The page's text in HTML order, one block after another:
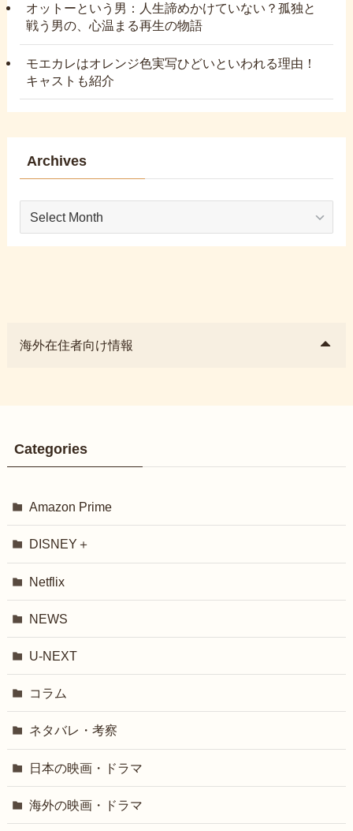
オットーという男：人生諦めかけていない？孤独と
戦う男の、心温まる再生の物語
モエカレはオレンジ色実写ひどいといわれる理由！
キャストも紹介
Archives
Archives
海外在住者向け情報
Categories
Amazon Prime
DISNEY＋
Netflix
NEWS
U-NEXT
コラム
ネタバレ・考察
日本の映画・ドラマ
海外の映画・ドラマ